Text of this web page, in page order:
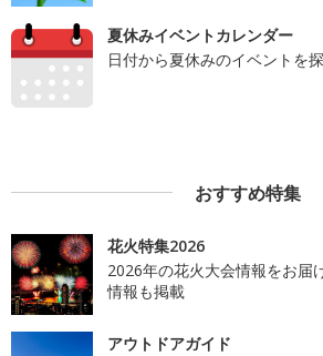
夏休みイベントカレンダー
日付から夏休みのイベントを
おすすめ特集
花火特集2026
2026年の花火大会情報をお届
情報も掲載
アウトドアガイド